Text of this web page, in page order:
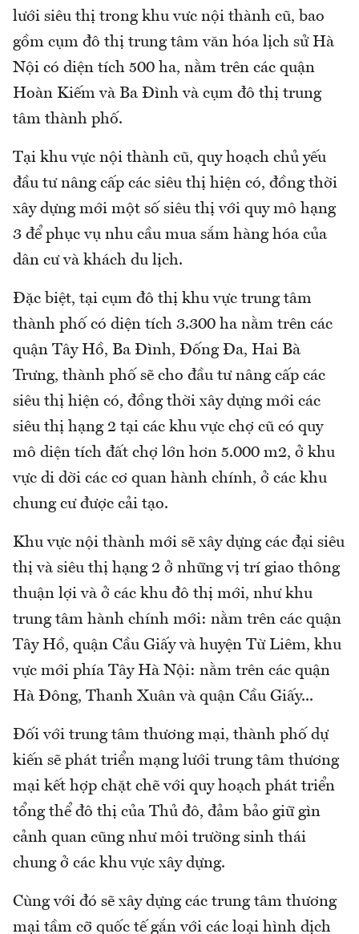
lưới siêu thị trong khu vưc nội thành cũ, bao
gồm cụm đô thị trung tâm văn hóa lịch sử Hà
Nội có diện tích 500 ha, nằm trên các quận
Hoàn Kiếm và Ba Đình và cụm đô thị trung
tâm thành phố.
Tại khu vực nội thành cũ, quy hoạch chủ yếu
đầu tư nâng cấp các siêu thị hiện có, đồng thời
xây dựng mới một số siêu thị với quy mô hạng
3 để phục vụ nhu cầu mua sắm hàng hóa của
dân cư và khách du lịch.
Đặc biệt, tại cụm đô thị khu vực trung tâm
thành phố có diện tích 3.300 ha nằm trên các
quận Tây Hồ, Ba Đình, Đống Đa, Hai Bà
Trưng, thành phố sẽ cho đầu tư nâng cấp các
siêu thị hiện có, đồng thời xây dựng mới các
siêu thị hạng 2 tại các khu vực chợ cũ có quy
mô diện tích đất chợ lớn hơn 5.000 m2, ở khu
vực di dời các cơ quan hành chính, ở các khu
chung cư được cải tạo.
Khu vực nội thành mới sẽ xây dựng các đại siêu
thị và siêu thị hạng 2 ở những vị trí giao thông
thuận lợi và ở các khu đô thị mới, như khu
trung tâm hành chính mới: nằm trên các quận
Tây Hồ, quận Cầu Giấy và huyện Từ Liêm, khu
vực mới phía Tây Hà Nội: nằm trên các quận
Hà Đông, Thanh Xuân và quận Cầu Giấy...
Đối với trung tâm thương mại, thành phố dự
kiến sẽ phát triển mạng lưới trung tâm thương
mại kết hợp chặt chẽ với quy hoạch phát triển
tổng thể đô thị của Thủ đô, đảm bảo giữ gìn
cảnh quan cũng như môi trường sinh thái
chung ở các khu vực xây dựng.
Cùng với đó sẽ xây dựng các trung tâm thương
mại tầm cỡ quốc tế gắn với các loại hình dịch